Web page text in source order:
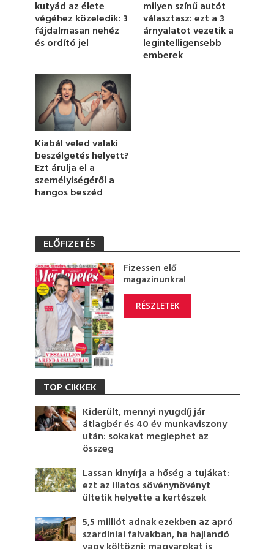
i
n
u
t
e
s
n
d
kutyád az élete
végéhez közeledik: 3
fájdalmasan nehéz
és ordító jel
milyen színű autót
választasz: ezt a 3
árnyalatot vezetik a
legintelligensebb
emberek
Kiabál veled valaki
beszélgetés helyett?
Ezt árulja el a
személyiségéről a
hangos beszéd
ELŐFIZETÉS
Fizessen elő
magazinunkra!
RÉSZLETEK
TOP CIKKEK
Kiderült, mennyi nyugdíj jár
átlagbér és 40 év munkaviszony
után: sokakat meglephet az
összeg
Lassan kinyírja a hőség a tujákat:
ezt az illatos sövénynövényt
ültetik helyette a kertészek
5,5 milliót adnak ezekben az apró
szardíniai falvakban, ha hajlandó